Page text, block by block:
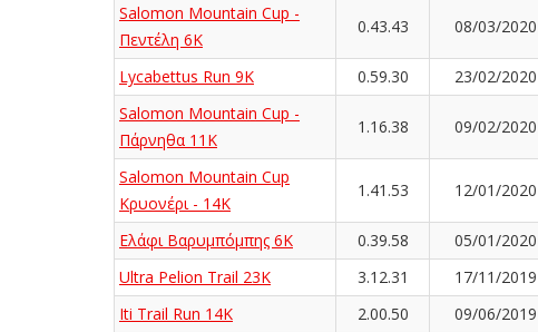
Salomon Mountain Cup -
Πεντέλη 6Κ
0.43.43 08/03/2020
Lycabettus Run 9K 0.59.30 23/02/2020
Salomon Mountain Cup -
Πάρνηθα 11Κ
1.16.38 09/02/2020
Salomon Mountain Cup
Κρυονέρι - 14K
1.41.53 12/01/2020
Ελάφι Βαρυμπόμπης 6K 0.39.58 05/01/2020
Ultra Pelion Trail 23K
3.12.31 17/11/2019
Iti Trail Run 14K
2.00.50 09/06/2019